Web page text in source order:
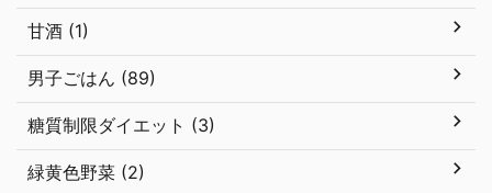
甘酒 (1)
男子ごはん (89)
糖質制限ダイエット (3)
緑黄色野菜 (2)